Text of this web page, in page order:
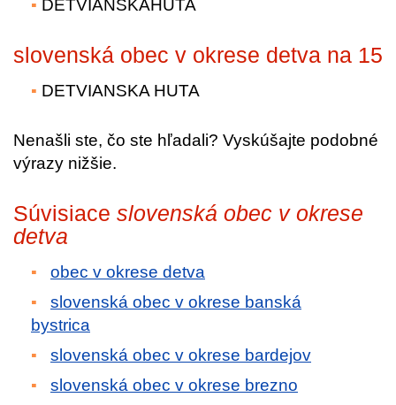
DETVIANSKAHUTA
slovenská obec v okrese detva na 15
DETVIANSKA HUTA
Nenašli ste, čo ste hľadali? Vyskúšajte podobné
výrazy nižšie.
Súvisiace slovenská obec v okrese
detva
obec v okrese detva
slovenská obec v okrese banská
bystrica
slovenská obec v okrese bardejov
slovenská obec v okrese brezno